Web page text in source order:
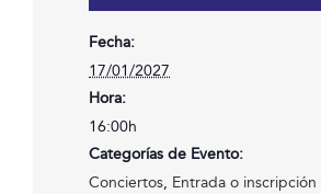
Fecha:
17/01/2027
Hora:
16:00h
Categorías de Evento:
Conciertos, Entrada o